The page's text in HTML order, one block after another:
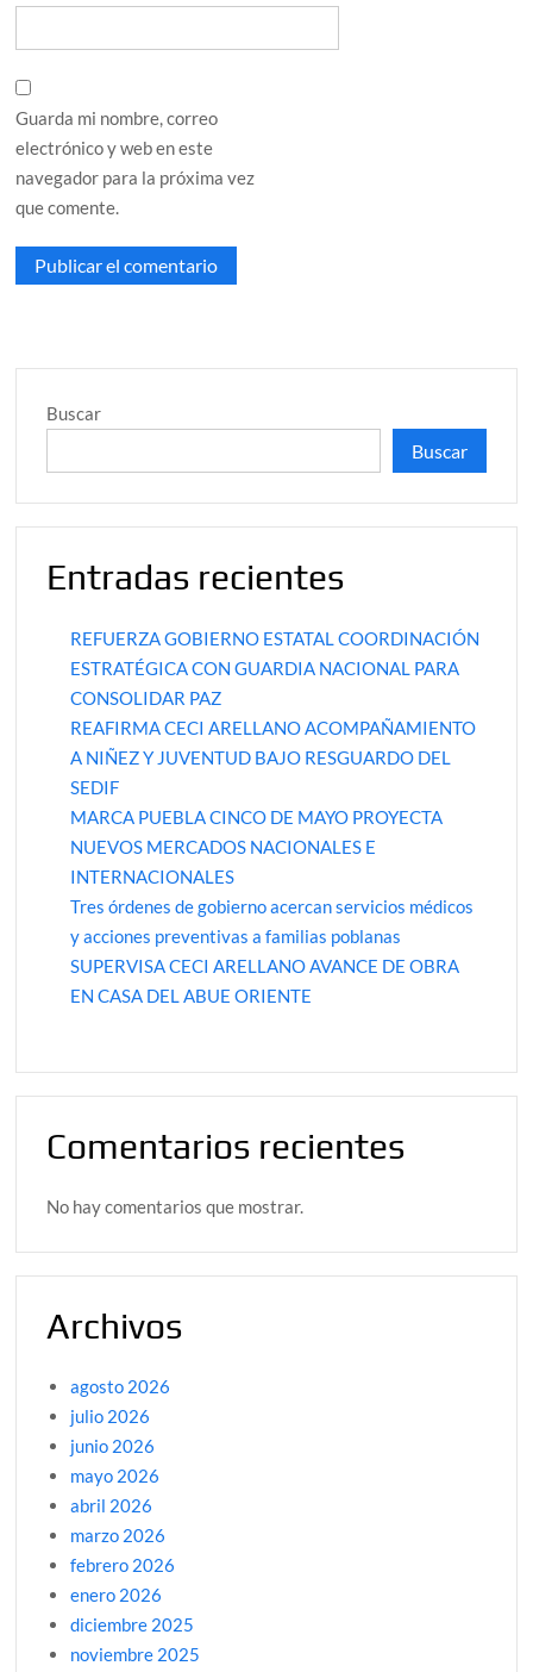
Guarda mi nombre, correo
electrónico y web en este
navegador para la próxima vez
que comente.
Buscar
Buscar
Entradas recientes
REFUERZA GOBIERNO ESTATAL COORDINACIÓN
ESTRATÉGICA CON GUARDIA NACIONAL PARA
CONSOLIDAR PAZ
REAFIRMA CECI ARELLANO ACOMPAÑAMIENTO
A NIÑEZ Y JUVENTUD BAJO RESGUARDO DEL
SEDIF
MARCA PUEBLA CINCO DE MAYO PROYECTA
NUEVOS MERCADOS NACIONALES E
INTERNACIONALES
Tres órdenes de gobierno acercan servicios médicos
y acciones preventivas a familias poblanas
SUPERVISA CECI ARELLANO AVANCE DE OBRA
EN CASA DEL ABUE ORIENTE
Comentarios recientes
No hay comentarios que mostrar.
Archivos
agosto 2026
julio 2026
junio 2026
mayo 2026
abril 2026
marzo 2026
febrero 2026
enero 2026
diciembre 2025
noviembre 2025